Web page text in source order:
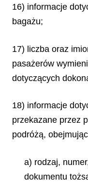
16) informacje
bagażu;
17) liczba oraz
pasażerów
dotyczących
18) informacje
przekazane przez
podróżą,
a) rodzaj,
dokumentu